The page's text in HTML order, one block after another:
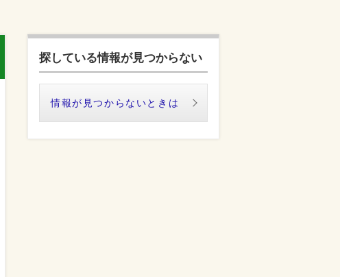
探している情報が見つからない
情報が見つからないときは